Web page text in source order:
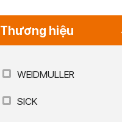
Thương hiệu
WEIDMULLER
SICK